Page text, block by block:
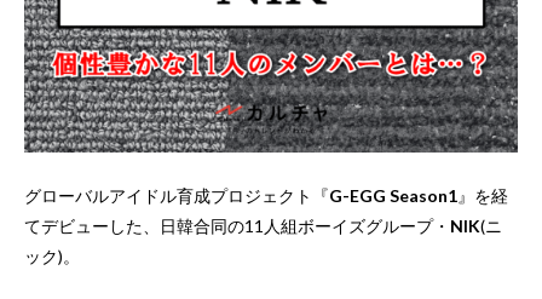
グローバルアイドル育成プロジェクト『G-EGG Season1』を経
てデビューした、日韓合同の11人組ボーイズグループ・ NIK(ニ
ック)。